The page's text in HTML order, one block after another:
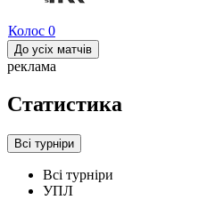
Колос 0
До усіх матчів
реклама
Статистика
Всі турніри
Всі турніри
УПЛ